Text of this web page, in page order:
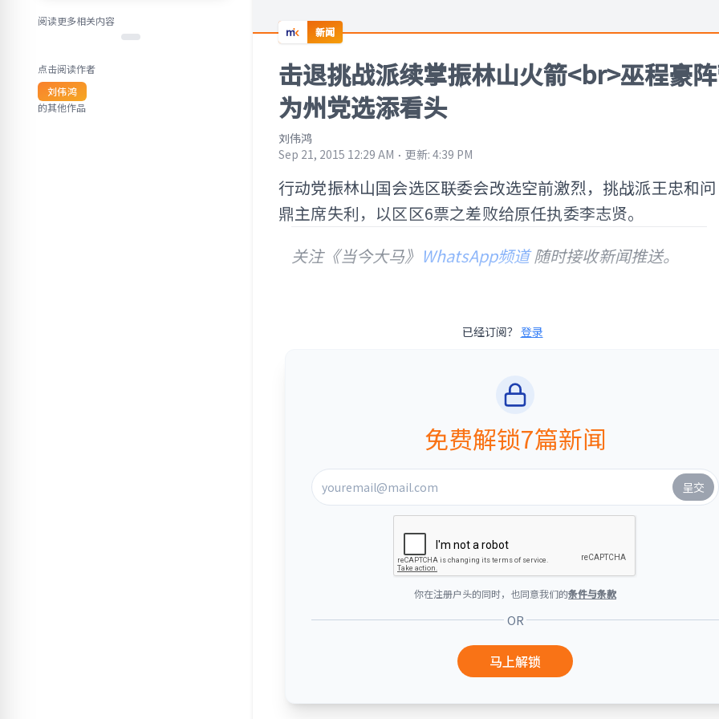
阅读更多相关内容
点击阅读作者
刘伟鸿
的其他作品
新闻
击退挑战派续掌振林山火箭<br>巫程豪
为州党选添看头
刘伟鸿
Sep 21, 2015 12:29 AM ⋅ 更新: 4:39 PM
行动党振林山国会选区联委会改选空前激烈，挑战派王忠和问
鼎主席失利，以区区6票之差败给原任执委李志贤。
关注《当今大马》 WhatsApp频道随时接收新闻推送。
已经订阅？ 登录
免费解锁7篇新闻
你在注册户头的同时，也同意我们的条件与条款
OR
马上解锁